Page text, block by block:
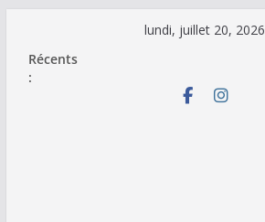
contenu
lundi, juillet 20, 2026
Récents
: